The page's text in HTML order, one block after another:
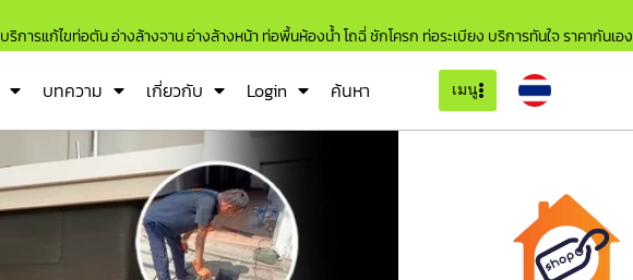
บริการแก้ไขท่อตัน อ่างล้างจาน อ่างล้างหน้า ท่อพื้นห้องน้ำ โถฉี่ ชักโครก ท่อระเบียง บริการทันใจ ราคากันเอง
บทความ เกี่ยวกับ Login ค้นหา เมนู